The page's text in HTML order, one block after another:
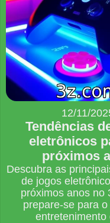
12/11/
Tendências
eletrônicos
próximos
Descubra as
de jogos
próximos anos no
prepare-se para
entretenimento